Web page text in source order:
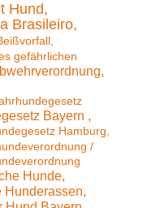
Hund
Brasileiro
gefährlichen
Bayern
Hamburg
/
Hunde
Hunderassen